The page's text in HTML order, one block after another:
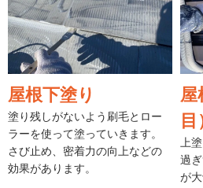
屋根下塗り
塗り残しがないよう刷毛とロー
ラーを使って塗っていきます。
さび止め、密着力の向上などの
効果があります。
屋
目
上
過
が大